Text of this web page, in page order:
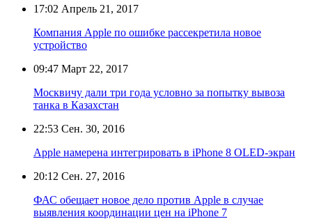
17:02 Апрель 21, 2017
Компания Apple по ошибке рассекретила новое
устройство
09:47 Март 22, 2017
Москвичу дали три года условно за попытку вывоза
танка в Казахстан
22:53 Сен. 30, 2016
Apple намерена интегрировать в iPhone 8 OLED-экран
20:12 Сен. 27, 2016
ФАС обещает новое дело против Apple в случае
выявления координации цен на iPhone 7